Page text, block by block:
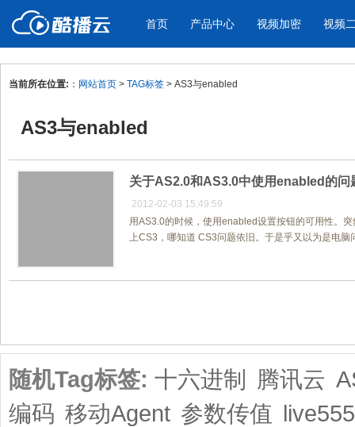
首页 产品中心
产品与新功能
教学课程全终端视频加密
防下载/防盗录/防录屏/防篡改
免费稳定无广
帮助企业视频
视频加密 视频
应用场景
色
内容
工作汇报
当前所在位置: ： 网站首页 > TAG标签 > AS3与enabled
AS3与enabled
关于AS2.0和AS3.0中使用enabled的问
2012-02-03 15:49:59
用AS3.0的时候，使用enabled设置按钮的可用性。
上CS3，哪知道 CS3问题依旧。于是乎又以为是电
随机Tag标签: 十六进制 腾讯云
编码 移动Agent 参数传值